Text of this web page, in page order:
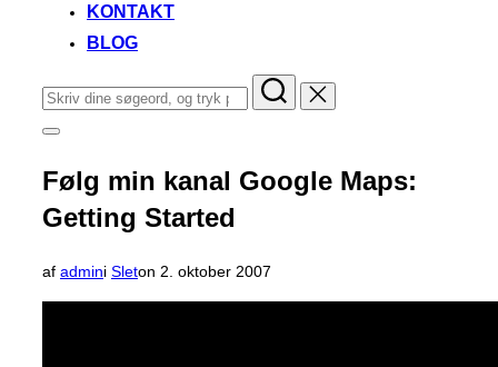
KONTAKT
BLOG
Søg
efter:
Slå
i
sidekolonne
til/fra
Følg min kanal Google Maps:
Getting Started
af admini Sleton Udgivet
d.
2. oktober 2007